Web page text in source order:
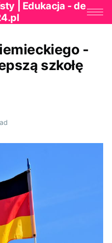
| Edukacja - de
-
szkołę